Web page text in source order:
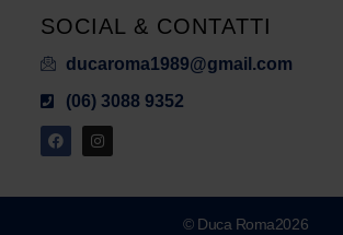
SOCIAL & CONTATTI
ducaroma1989@gmail.com
(06) 3088 9352
© Duca Roma2026